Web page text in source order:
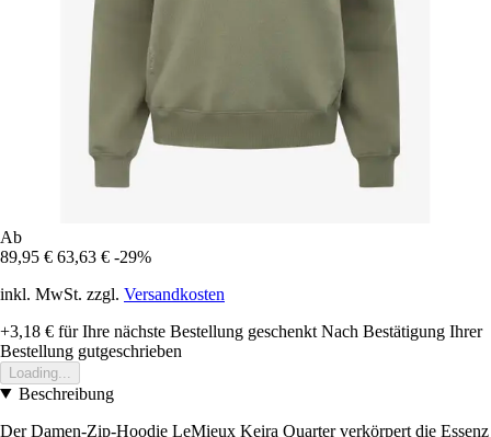
Ab
89,95 € 63,63 € -29%
inkl. MwSt. zzgl. Versandkosten
+3,18 € für Ihre nächste Bestellung geschenkt Nach Bestätigung Ihrer
Bestellung gutgeschrieben
Loading...
Beschreibung
Der Damen-Zip-Hoodie LeMieux Keira Quarter verkörpert die Essenz